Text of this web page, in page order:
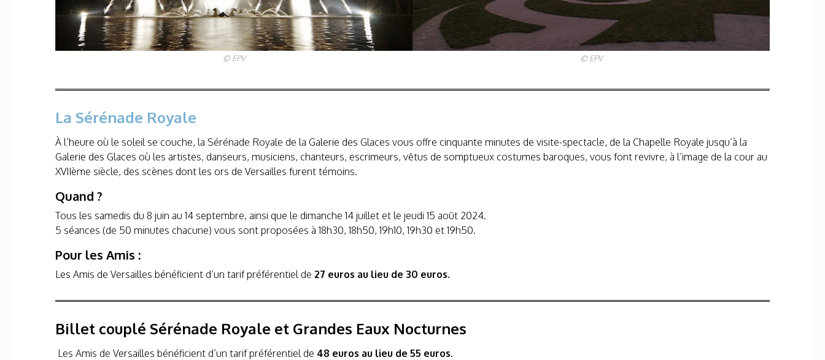
© EPV © EPV
La Sérénade Royale
À l’heure où le soleil se couche, la Sérénade Royale de la Galerie des Glaces vous offre cinquante minutes de visite-spectacle, de la Chapelle Royale jusqu’à la
Galerie des Glaces où les artistes, danseurs, musiciens, chanteurs, escrimeurs, vêtus de somptueux costumes baroques, vous font revivre, à l’image de la cour au
XVIIème siècle, des scènes dont les ors de Versailles furent témoins.
Quand ?
Tous les samedis du 8 juin au 14 septembre, ainsi que le dimanche 14 juillet et le jeudi 15 août 2024.
5 séances (de 50 minutes chacune) vous sont proposées à 18h30, 18h50, 19h10, 19h30 et 19h50.
Pour les Amis :
Les Amis de Versailles bénéficient d’un tarif préférentiel de 27 euros au lieu de 30 euros.
Billet couplé Sérénade Royale et Grandes Eaux Nocturnes
Les Amis de Versailles bénéficient d’un tarif préférentiel de 48 euros au lieu de 55 euros.